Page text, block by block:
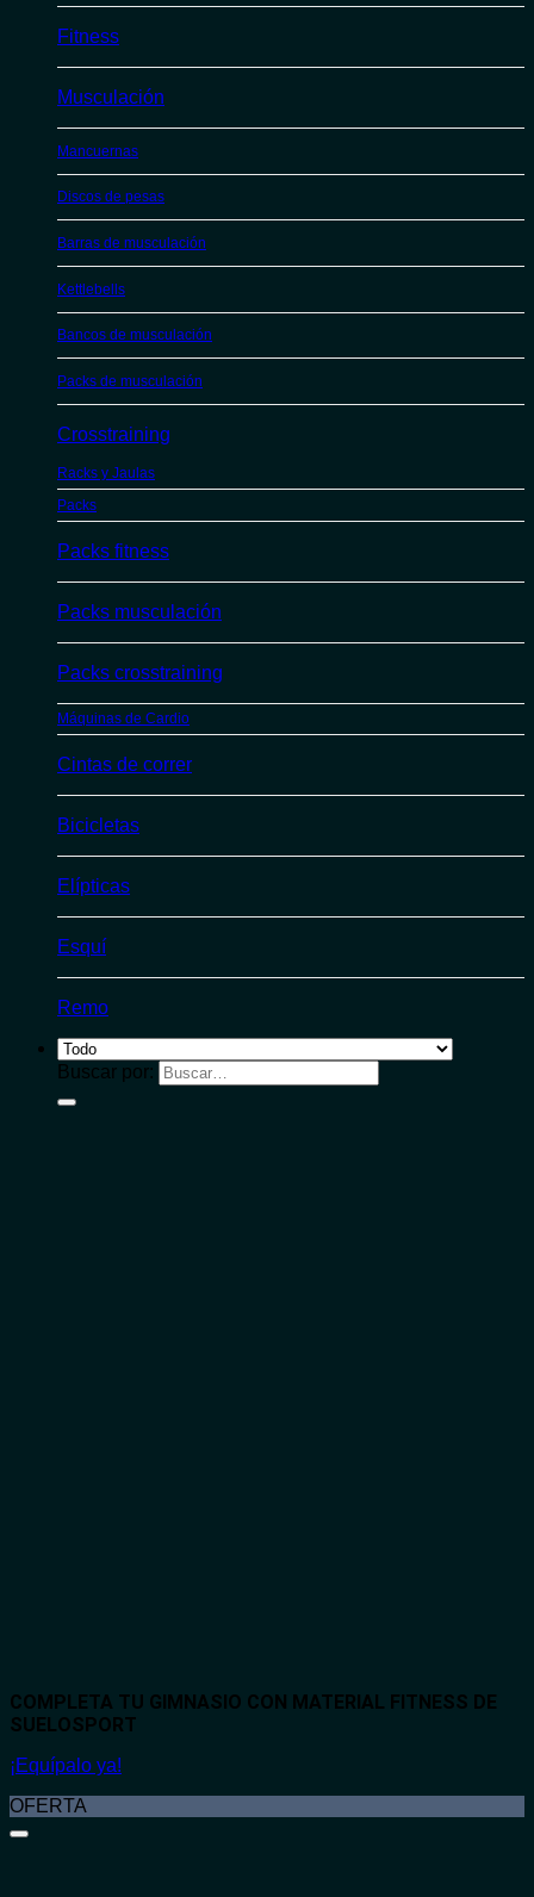
Fitness
Musculación
Mancuernas
Discos de pesas
Barras de musculación
Kettlebells
Bancos de musculación
Packs de musculación
Crosstraining
Racks y Jaulas
Packs
Packs fitness
Packs musculación
Packs crosstraining
Máquinas de Cardio
Cintas de correr
Bicicletas
Elípticas
Esquí
Remo
Buscar por:
COMPLETA TU GIMNASIO CON MATERIAL FITNESS DE
SUELOSPORT
¡Equípalo ya!
OFERTA